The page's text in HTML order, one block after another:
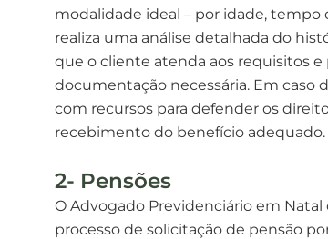
modalidade ideal – por idade, tempo
realiza uma análise detalhada do
que o cliente atenda aos requisitos e
documentação necessária. Em caso
com recursos para defender os
recebimento do benefício adequado.
2- Pensões
O Advogado Previdenciário em
processo de solicitação de pensão